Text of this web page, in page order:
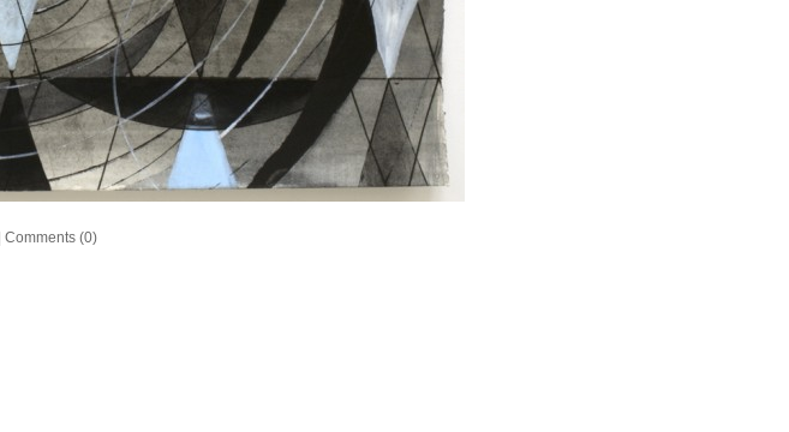
| Comments (0)